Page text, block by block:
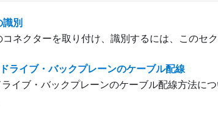
識別
ネクターを取り付け、識別するには、このセ
ライブ・バックプレーンのケーブル配線
イブ・バックプレーンのケーブル配線方法に